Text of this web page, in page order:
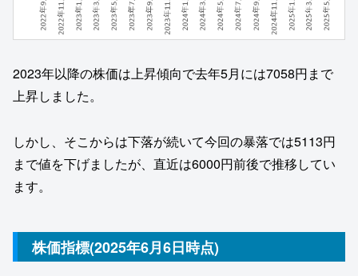
2023年以降の株価は上昇傾向で去年5月には7058円まで
上昇しました。
しかし、そこからは下落が続いて今回の暴落では5113円
まで値を下げましたが、直近は6000円前後で推移してい
ます。
株価指標(2025年6月6日時点)